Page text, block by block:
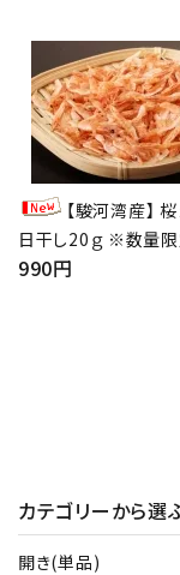
【駿河湾産】
日干し20ｇ ※数量
990円
カテゴリーから選
開き(単品)